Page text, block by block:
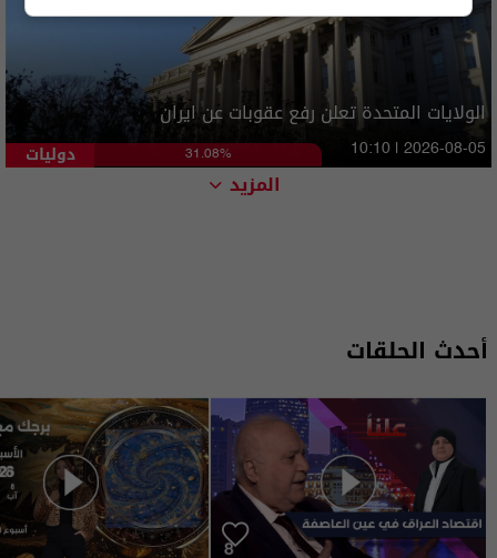
الولايات المتحدة تعلن رفع عقوبات عن ايران
دوليات 31.08% 10:10 | 2026-08-05
المزيد
أحدث الحلقات